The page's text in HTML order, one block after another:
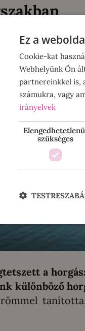
a
különböző
Ez a
Cookie-kat
Webhelyünk Ön
partnereinkkel is,
számukra, vagy
irányelvek
szükséges